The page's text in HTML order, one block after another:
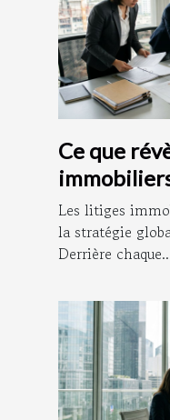
Ce que
d'une
Les litiges
la stratégie
Derrière